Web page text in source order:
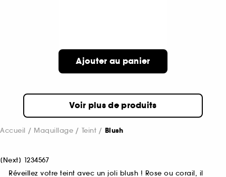
Ajouter au panier
Voir plus de produits
Accueil Maquillage Teint Blush
[Next] 1234567
Réveillez votre teint avec un joli blush ! Rose ou corail, il